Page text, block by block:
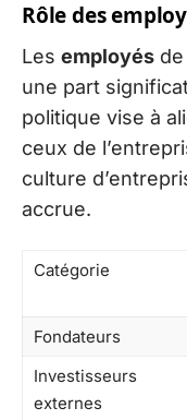
Rôle des
Les employés
une part
politique vise à
ceux de
culture
accrue.
Catégorie
Fondateurs
Investisseurs
externes